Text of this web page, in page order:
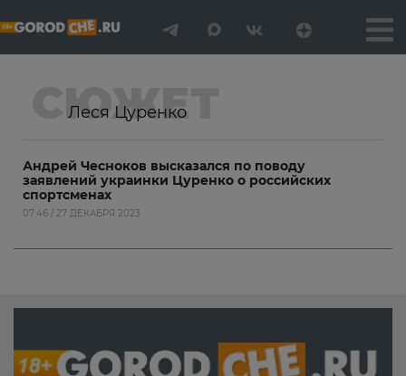
СЮЖЕТ
Леся Цуренко
Андрей Чесноков высказался по поводу
заявлений украинки Цуренко о российских
спортсменах
07:46 / 27 ДЕКАБРЯ 2023